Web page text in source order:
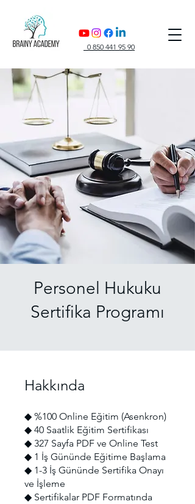
0 850 441 95 90
Personel Hukuku
Sertifika Programı
Hakkında
◆ %100 Online Eğitim (Asenkron)
◆ 40 Saatlik Eğitim Sertifikası
◆ 327 Sayfa PDF ve Online Test
◆ 1 İş Gününde Eğitime Başlama
◆ 1-3 İş Gününde Sertifika Onayı
ve İşleme
◆ Sertifikalar PDF Formatında